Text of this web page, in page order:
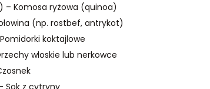
– Komosa ryżowa (quinoa)
(np. rostbef, antrykot)
koktajlowe
włoskie lub nerkowce
Sok z cytryny